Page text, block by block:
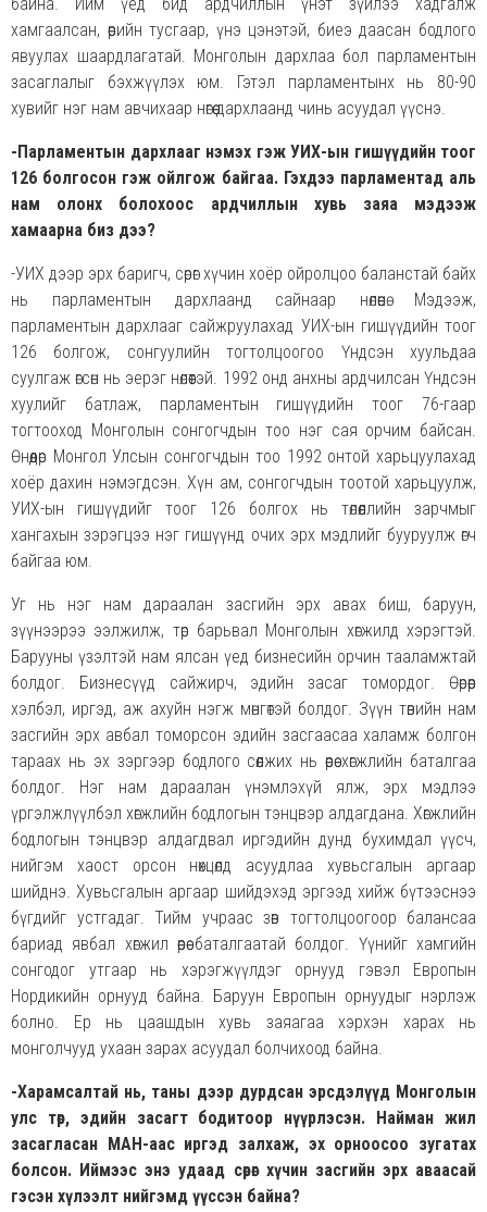
хамгаалсан, өөрийн тусгаар, үнэ цэнэтэй, биеэ даасан бодлого
явуулах шаардлагатай. Монголын дархлаа бол парламентын
засаглалыг бэхжүүлэх юм. Гэтэл парламентынх нь 80-90
хувийг нэг нам авчихаар нөгөө дархлаанд чинь асуудал үүснэ.
-Парламентын дархлааг нэмэх гэж УИХ-ын гишүүдийн тоог
126 болгосон гэж ойлгож байгаа. Гэхдээ парламентад аль
нам олонх болохоос ардчиллын хувь заяа мэдээж
хамаарна биз дээ?
-УИХ дээр эрх баригч, сөрөг хүчин хоёр ойролцоо баланстай байх
нь парламентын дархлаанд сайнаар нөлөөнө. Мэдээж,
парламентын дархлааг сайжруулахад УИХ-ын гишүүдийн тоог
126 болгож, сонгуулийн тогтолцоогоо Үндсэн хуульдаа
суулгаж өгсөн нь эерэг нөлөөтэй. 1992 онд анхны ардчилсан Үндсэн
хуулийг батлаж, парламентын гишүүдийн тоог 76-гаар
тогтооход Монголын сонгогчдын тоо нэг сая орчим байсан.
Өнөөдөр Монгол Улсын сонгогчдын тоо 1992 онтой харьцуулахад
хоёр дахин нэмэгдсэн. Хүн ам, сонгогчдын тоотой харьцуулж,
УИХ-ын гишүүдийг тоог 126 болгох нь төлөөллийн зарчмыг
хангахын зэрэгцээ нэг гишүүнд очих эрх мэдлийг бууруулж өгч
байгаа юм.
Уг нь нэг нам дараалан засгийн эрх авах биш, баруун,
зүүнээрээ ээлжилж, төр барьвал Монголын хөгжилд хэрэгтэй.
Барууны үзэлтэй нам ялсан үед бизнесийн орчин тааламжтай
болдог. Бизнесүүд сайжирч, эдийн засаг томордог. Өөрөөр
хэлбэл, иргэд, аж ахуйн нэгж мөнгөтэй болдог. Зүүн төвийн нам
засгийн эрх авбал томорсон эдийн засгаасаа халамж болгон
тараах нь эх зэргээр бодлого сөөлжих нь өөрөө хөгжлийн баталгаа
болдог. Нэг нам дараалан үнэмлэхүй ялж, эрх мэдлээ
үргэлжлүүлбэл хөгжлийн бодлогын тэнцвэр алдагдана. Хөгжлийн
бодлогын тэнцвэр алдагдвал иргэдийн дунд бухимдал үүсч,
нийгэм хаост орсон нөхцөлд асуудлаа хувьсгалын аргаар
шийднэ. Хувьсгалын аргаар шийдэхэд эргээд хийж бүтээснээ
бүгдийг устгадаг. Тийм учраас зөв тогтолцоогоор балансаа
бариад явбал хөгжил өөрөө баталгаатай болдог. Үүнийг хамгийн
сонгодог утгаар нь хэрэгжүүлдэг орнууд гэвэл Европын
Нордикийн орнууд байна. Баруун Европын орнуудыг нэрлэж
болно. Ер нь цаашдын хувь заяагаа хэрхэн харах нь
монголчууд ухаан зарах асуудал болчихоод байна.
-Харамсалтай нь, таны дээр дурдсан эрсдэлүүд Монголын
улс төр, эдийн засагт бодитоор нүүрлэсэн. Найман жил
засагласан МАН-аас иргэд залхаж, эх орноосоо зугатах
болсон. Иймээс энэ удаад сөрөг хүчин засгийн эрх аваасай
гэсэн хүлээлт нийгэмд үүссэн байна?